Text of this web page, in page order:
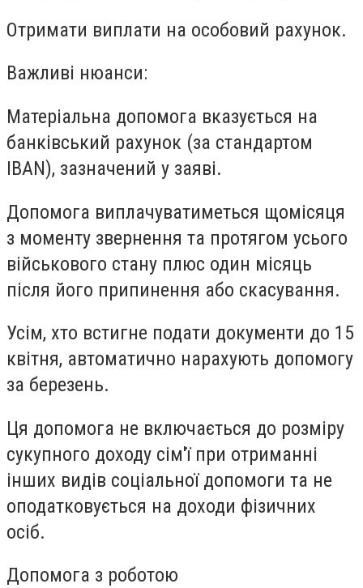
Отримати виплати на особовий рахунок.
Важливі нюанси:
Матеріальна допомога вказується на
банківський рахунок (за стандартом
IBAN), зазначений у заяві.
Допомога виплачуватиметься щомісяця
з моменту звернення та протягом усього
військового стану плюс один місяць
після його припинення або скасування.
Усім, хто встигне подати документи до 15
квітня, автоматично нарахують допомогу
за березень.
Ця допомога не включається до розміру
сукупного доходу сім'ї при отриманні
інших видів соціальної допомоги та не
оподатковується на доходи фізичних
осіб.
Допомога з роботою